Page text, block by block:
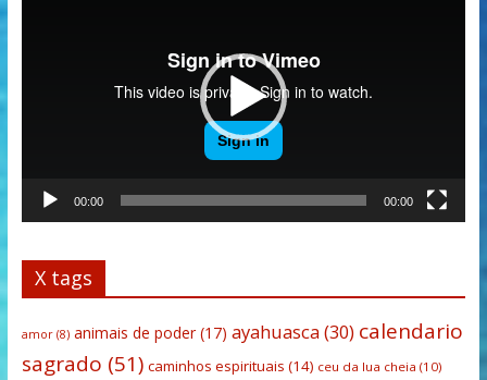
00:00 00:00
X tags
amor(8) animais de poder(17) ayahuasca(30) calendario
sagrado (51) caminhos espirituais (14) ceu da lua cheia (10)